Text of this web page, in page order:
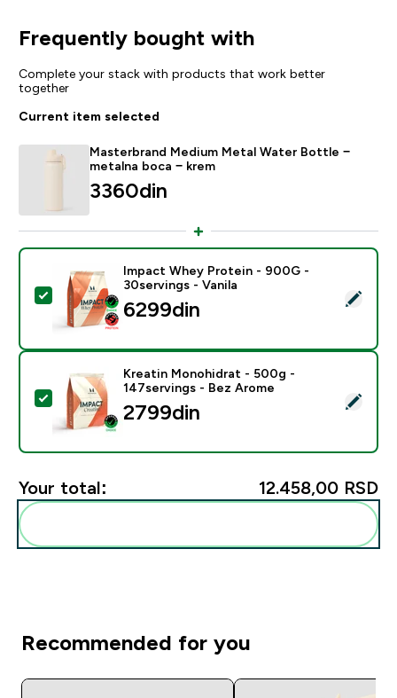
Frequently bought with
Complete your stack with products that work better
together
Current item selected
Masterbrand Medium Metal Water Bottle −
metalna boca − krem
3360din‎
Select this product - Impact Whey Protein - 900G -
Impact Whey Protein - 900G -
30servings - Vanila
6299din‎
Select this product - Kreatin Monohidrat - 500g -
Kreatin Monohidrat - 500g -
147servings - Bez Arome
2799din‎
Your total: 12.458,00 RSD‎
Recommended for you